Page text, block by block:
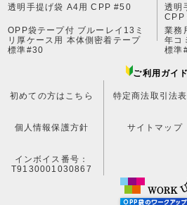
透明手提げ袋 A4用 CPP #50
透明
CPP
OPP袋テープ付 ブルーレイ13ミ
リ厚ケース用 本体側密着テープ
標準#30
業務
年コ
標準
ご利用ガイド
初めての方はこちら 特定商法取引法
個人情報保護方針 サイトマップ
インボイス番号：
T9130001030867